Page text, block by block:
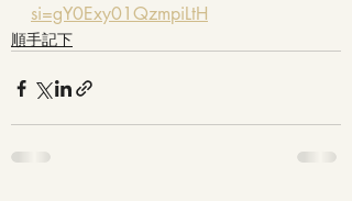
si=gY0Exy01QzmpiLtH
順手記下